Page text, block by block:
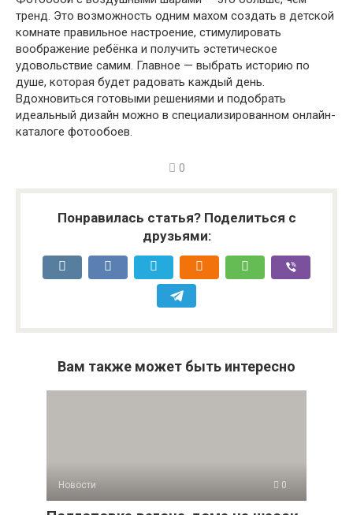
тренд. Это возможность одним махом создать в детской
комнате правильное настроение, стимулировать
воображение ребёнка и получить эстетическое
удовольствие самим. Главное — выбрать историю по
душе, которая будет радовать каждый день.
Вдохновиться готовыми решениями и подобрать
идеальный дизайн можно в специализированном онлайн-
каталоге фотообоев.
0
Понравилась статья? Поделиться с
друзьями:
Вам также может быть интересно
Новости 0